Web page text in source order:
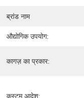
ब्रांड नाम
औद्योगिक उपयोग:
कागज़ का प्रकार:
कस्टम आदेश: